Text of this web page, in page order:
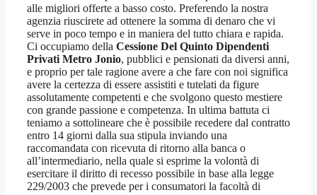
alle migliori offerte a basso costo. Preferendo la nostra
agenzia riuscirete ad ottenere la somma di denaro che vi
serve in poco tempo e in maniera del tutto chiara e rapida.
Ci occupiamo della Cessione Del Quinto Dipendenti
Privati Metro Jonio, pubblici e pensionati da diversi anni,
e proprio per tale ragione avere a che fare con noi significa
avere la certezza di essere assistiti e tutelati da figure
assolutamente competenti e che svolgono questo mestiere
con grande passione e competenza. In ultima battuta ci
teniamo a sottolineare che è possibile recedere dal contratto
entro 14 giorni dalla sua stipula inviando una
raccomandata con ricevuta di ritorno alla banca o
all’intermediario, nella quale si esprime la volontà di
esercitare il diritto di recesso possibile in base alla legge
229/2003 che prevede per i consumatori la facoltà di